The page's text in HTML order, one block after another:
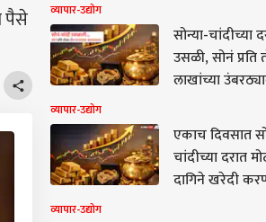
पैसे
माहिती
व्यापार-उद्योग
सोन्या-चांदीच्या
उसळी, सोनं प्रति
लाखांच्या
वाढले
व्यापार-उद्योग
एकाच दिवसात
चांदीच्या दरात
दागिने खरेदी
व्यापार-उद्योग